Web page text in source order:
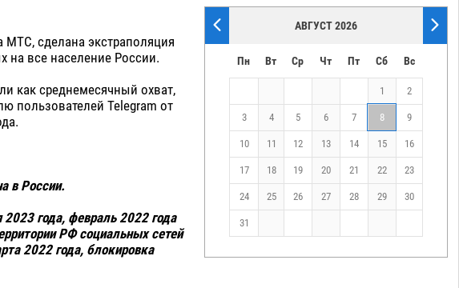
сделана экстраполяция
на все население России.
как среднемесячный охват,
пользователей Telegram от
в России.
года, февраль 2022 года
РФ социальных сетей
2022 года, блокировка
АВГУСТ 2026
Пн Вт Ср Чт Пт Сб Вс
1 2
3 4 5 6 7 8 9
10 11 12 13 14 15 16
17 18 19 20 21 22 23
24 25 26 27 28 29 30
31